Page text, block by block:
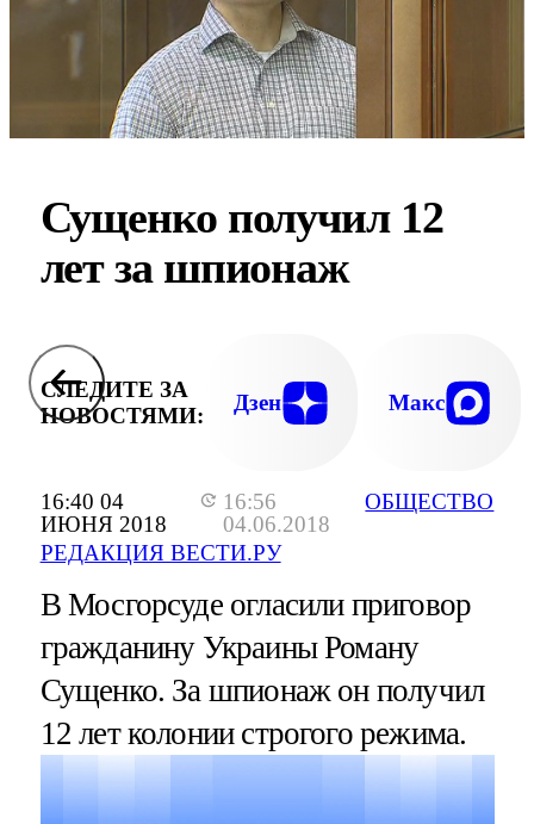
16:40 04
ИЮНЯ 2018
16:56
04.06.2018
РЕДАКЦИЯ ВЕСТИ.РУ
ОБЩЕСТВО
Сущенко получил 12
лет за шпионаж
СЛЕДИТЕ ЗА
НОВОСТЯМИ:
Дзен Макс
В Мосгорсуде огласили приговор
гражданину Украины Роману
Сущенко. За шпионаж он получил
12 лет колонии строгого режима.